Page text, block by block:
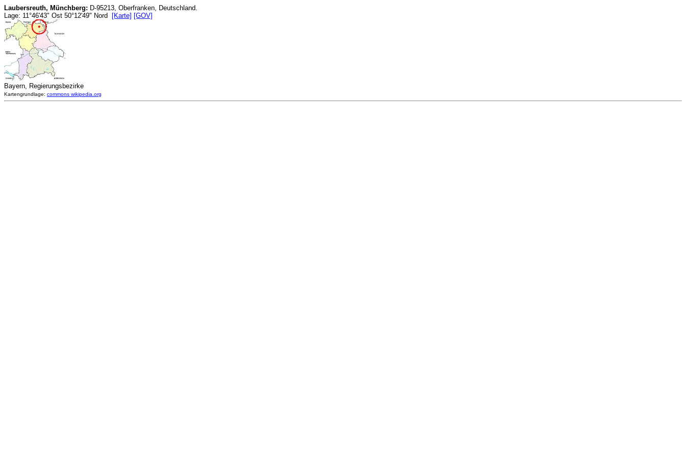
Laubersreuth, Münchberg: D-95213, Oberfranken, Deutschland.
Lage: 11°46'43" Ost 50°12'49" Nord
[Karte] [GOV]
Bayern, Regierungsbezirke
Kartengrundlage: commons wikipedia.org